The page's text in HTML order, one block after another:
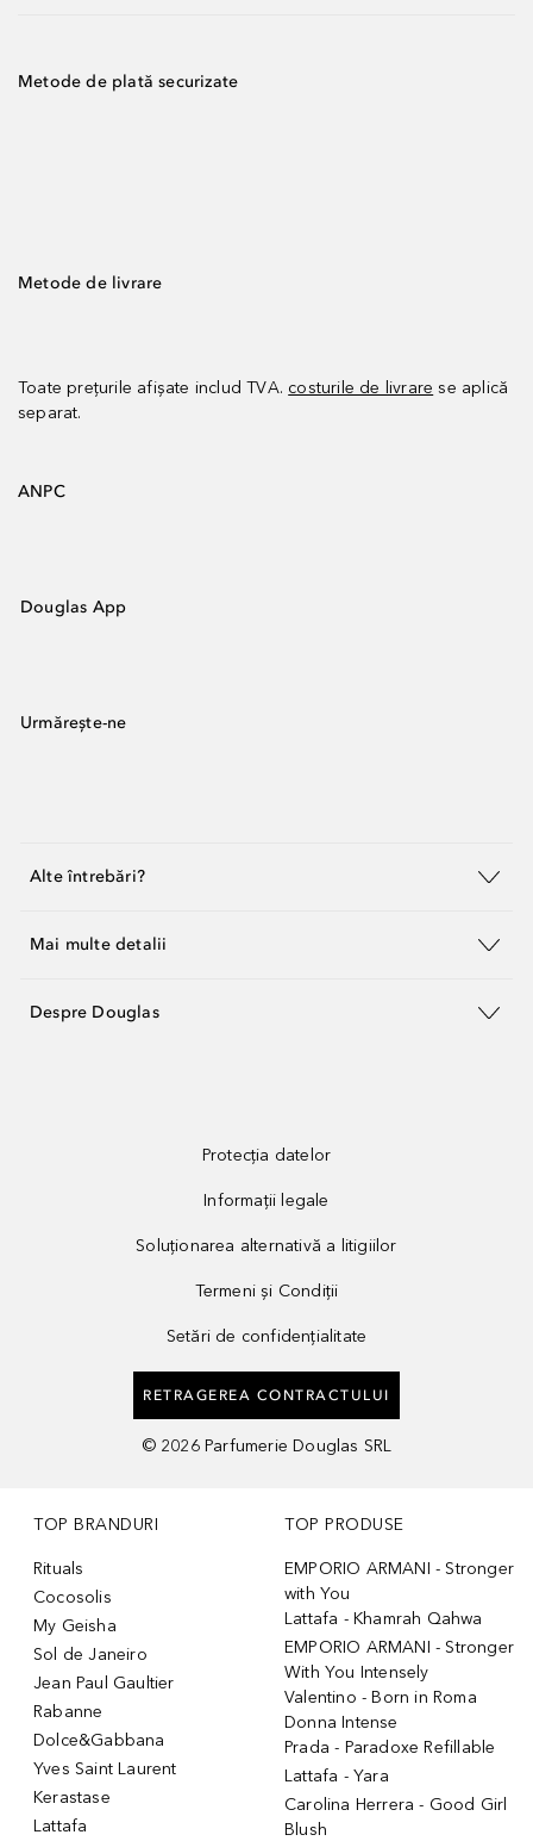
Metode de plată securizate
Metode de livrare
Toate prețurile afișate includ TVA. costurile de livrare se aplică
separat.
ANPC
Douglas App
Urmărește-ne
Alte întrebări?
Mai multe detalii
Despre Douglas
Protecția datelor
Informații legale
Soluționarea alternativă a litigiilor
Termeni și Condiții
Setări de confidențialitate
RETRAGEREA CONTRACTULUI
© 2026 Parfumerie Douglas SRL
TOP BRANDURI
Rituals
Cocosolis
My Geisha
Sol de Janeiro
Jean Paul Gaultier
Rabanne
Dolce&Gabbana
Yves Saint Laurent
Kerastase
Lattafa
TOP PRODUSE
EMPORIO ARMANI - Stronger
with You
Lattafa - Khamrah Qahwa
EMPORIO ARMANI - Stronger
With You Intensely
Valentino - Born in Roma
Donna Intense
Prada - Paradoxe Refillable
Lattafa - Yara
Carolina Herrera - Good Girl
Blush